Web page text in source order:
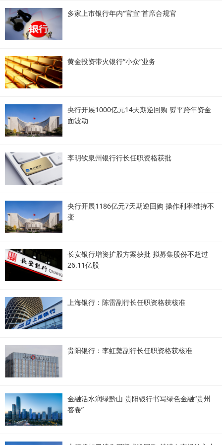
多家上市银行年内“官宣”首席合规官
黄金投资带火银行“小众”业务
央行开展1000亿元14天期逆回购 熨平跨年资金
面波动
李明钦泉州银行行长任职资格获批
央行开展1186亿元7天期逆回购 操作利率维持不
变
长安银行增资扩股方案获批 拟募集股份不超过
26.11亿股
上海银行：陈雷副行长任职资格获核准
贵阳银行：李虹檠副行长任职资格获核准
金融活水润绿黔山 贵阳银行书写绿色金融“贵州
答卷”